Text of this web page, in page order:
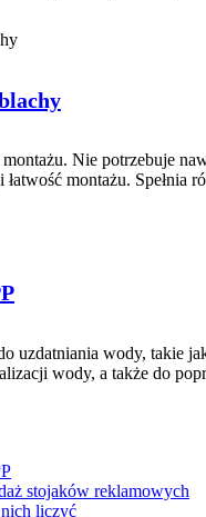
Nie potrzebuje
montażu. Spełnia
uzdatniania wody, takie
wody, a także do
stojaków reklamowych
liczyć